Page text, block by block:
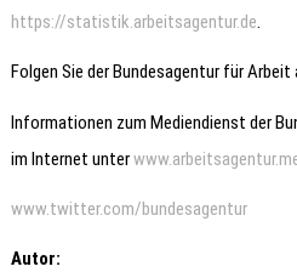
https://statistik.arbeitsagentur.de.
Folgen Sie der Bundesagentur für
Informationen zum Mediendienst der
im Internet unter
www.twitter.com/bundesagentur
Autor: